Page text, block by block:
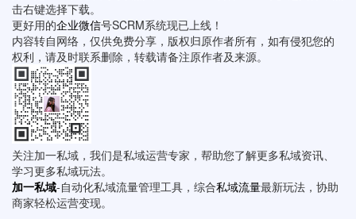
击右键选择下载。
更好用的企业微信号SCRM系统现已上线！
内容转自网络，仅供免费分享，版权归原作者所有，如有侵犯您的
权利，请及时联系删除，转载请备注原作者及来源。
关注加一私域，我们是私域运营专家，帮助您了解更多私域资讯、
学习更多私域玩法。
加一私域-自动化私域流量管理工具，综合私域流量最新玩法，协助
商家轻松运营变现。